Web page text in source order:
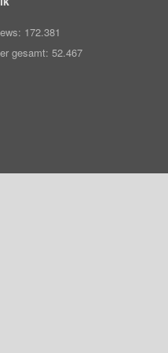
172.381
gesamt: 52.467